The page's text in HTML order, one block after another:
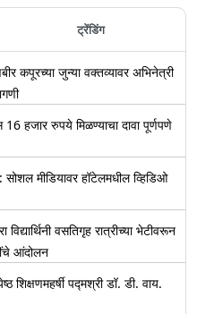
ट्रेंडिंग
जुन्या वक्तव्यावर अभिनेत्री
हजार रुपये मिळण्याचा दावा पूर्णपणे
मीडियावर हॉटेलमधील व्हिडिओ
वसतिगृह रात्रीच्या भेटीवरून
आंदोलन
पद्मश्री डॉ. डी. वाय.